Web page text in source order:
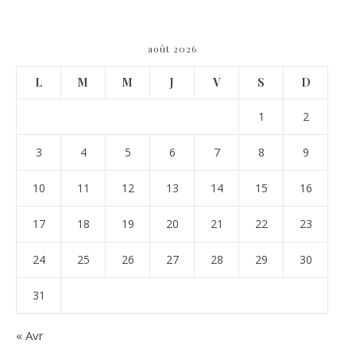
août 2026
L M M J V S D
1 2
3 4 5 6 7 8 9
10 11 12 13 14 15 16
17 18 19 20 21 22 23
24 25 26 27 28 29 30
31
« Avr